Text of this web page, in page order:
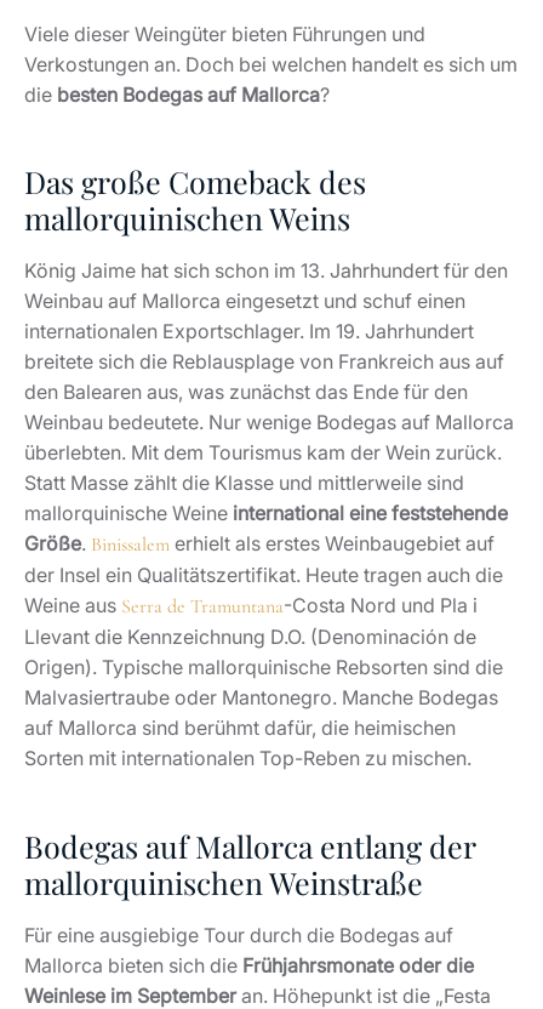
Viele dieser Weingüter bieten Führungen und
Verkostungen an. Doch bei welchen handelt es sich um
die besten Bodegas auf Mallorca?
Das große Comeback des
mallorquinischen Weins
König Jaime hat sich schon im 13. Jahrhundert für den
Weinbau auf Mallorca eingesetzt und schuf einen
internationalen Exportschlager. Im 19. Jahrhundert
breitete sich die Reblausplage von Frankreich aus auf
den Balearen aus, was zunächst das Ende für den
Weinbau bedeutete. Nur wenige Bodegas auf Mallorca
überlebten. Mit dem Tourismus kam der Wein zurück.
Statt Masse zählt die Klasse und mittlerweile sind
mallorquinische Weine international eine feststehende
Größe. Binissalem erhielt als erstes Weinbaugebiet auf
der Insel ein Qualitätszertifikat. Heute tragen auch die
Weine aus Serra de Tramuntana-Costa Nord und Pla i
Llevant die Kennzeichnung D.O. (Denominación de
Origen). Typische mallorquinische Rebsorten sind die
Malvasiertraube oder Mantonegro. Manche Bodegas
auf Mallorca sind berühmt dafür, die heimischen
Sorten mit internationalen Top-Reben zu mischen.
Bodegas auf Mallorca entlang der
mallorquinischen Weinstraße
Für eine ausgiebige Tour durch die Bodegas auf
Mallorca bieten sich die Frühjahrsmonate oder die
Weinlese im Septemberan. Höhepunkt ist die „Festa